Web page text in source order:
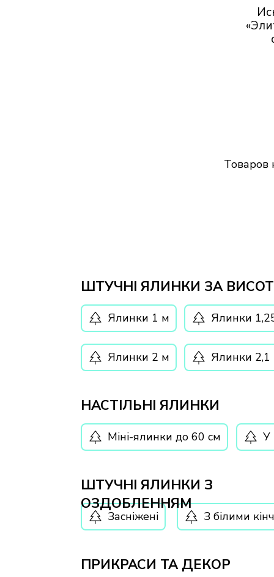
Товаров
Ялинки 2,1
Ялинки 2 м
У
З білими
Ялинки
Ялинки 1 м
Міні-ялинки до 60 см
Засніжені
ШТУЧНІ ЯЛИНКИ ЗА
НАСТІЛЬНІ ЯЛИНКИ
ШТУЧНІ ЯЛИНКИ З
ОЗДОБЛЕННЯМ
ПРИКРАСИ ТА ДЕКОР